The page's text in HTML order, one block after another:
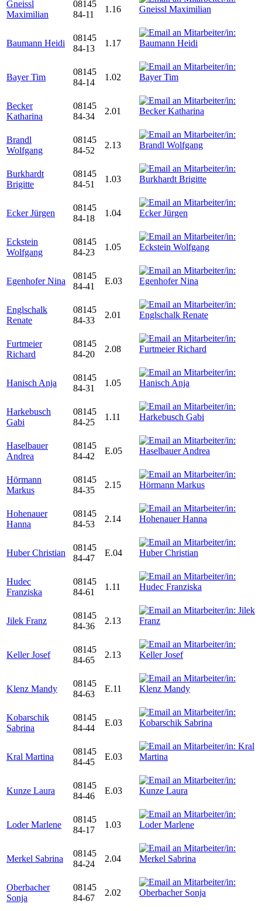
Gneissl
Maximilian
08145
84-11
1.16
Baumann Heidi
08145
84-13
1.17
Bayer Tim
08145
84-14
1.02
Becker
Katharina
08145
84-34
2.01
Brandl
Wolfgang
08145
84-52
2.13
Burkhardt
Brigitte
08145
84-51
1.03
Ecker Jürgen
08145
84-18
1.04
Eckstein
Wolfgang
08145
84-23
1.05
Egenhofer Nina
08145
84-41
E.03
Englschalk
Renate
08145
84-33
2.01
Furtmeier
Richard
08145
84-20
2.08
Hanisch Anja
08145
84-31
1.05
Harkebusch
Gabi
08145
84-25
1.11
Haselbauer
Andrea
08145
84-42
E.05
Hörmann
Markus
08145
84-35
2.15
Hohenauer
Hanna
08145
84-53
2.14
Huber Christian
08145
84-47
E.04
Hudec
Franziska
08145
84-61
1.11
Jilek Franz
08145
84-36
2.13
Keller Josef
08145
84-65
2.13
Klenz Mandy
08145
84-63
E.11
Kobarschik
Sabrina
08145
84-44
E.03
Kral Martina
08145
84-45
E.03
Kunze Laura
08145
84-46
E.03
Loder Marlene
08145
84-17
1.03
Merkel Sabrina
08145
84-24
2.04
Oberbacher
Sonja
08145
84-67
2.02